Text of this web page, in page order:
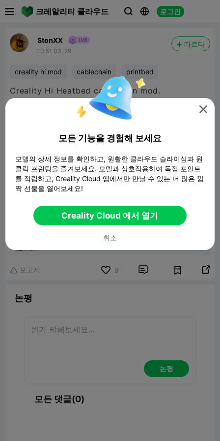
크레알리티 클라우드   로그인
StonXX
10:51 03-29
따르다
creality hi mod cablechain printbed
Creality Hi Heatbed cablechain mod.

cablechain R18 10x11
관련 3D 모델
 보고서 9  
논평
논평
모든 댓글(0)

모든 기능을 경험해 보세요
모델의 상세 정보를 확인하고, 원활한 클라우드 슬라이싱과 원
클릭 프린팅을 즐겨보세요. 모델과 상호작용하여 독점 포인트
를 적립하고, Creality Cloud 앱에서만 만날 수 있는 더 많은 깜
짝 선물을 열어보세요!
Creality Cloud 에서 열기
취소